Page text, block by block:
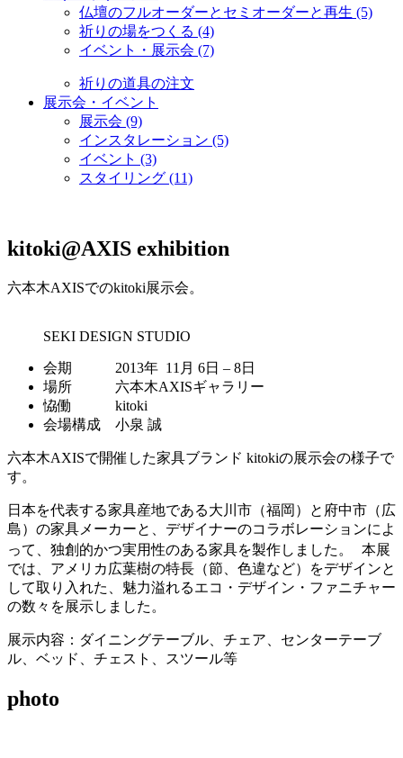
仏壇のフルオーダーとセミオーダーと再生 (5)
祈りの場をつくる (4)
イベント・展示会 (7)
祈りの道具の注文
展示会・イベント
展示会 (9)
インスタレーション (5)
イベント (3)
スタイリング (11)
kitoki@AXIS exhibition
六本木AXISでのkitoki展示会。
SEKI DESIGN STUDIO
会期 2013年 11月 6日 – 8日
場所 六本木AXISギャラリー
恊働 kitoki
会場構成 小泉 誠
六本木AXISで開催した家具ブランド kitokiの展示会の様子で
す。
日本を代表する家具産地である大川市（福岡）と府中市（広
島）の家具メーカーと、デザイナーのコラボレーションによ
って、独創的かつ実用性のある家具を製作しました。 本展
では、アメリカ広葉樹の特長（節、色違など）をデザインと
して取り入れた、魅力溢れるエコ・デザイン・ファニチャー
の数々を展示しました。
展示内容：ダイニングテーブル、チェア、センターテーブ
ル、ベッド、チェスト、スツール等
photo